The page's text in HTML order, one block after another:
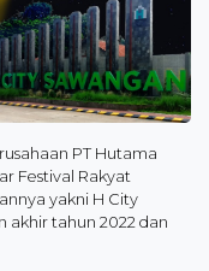
PT Hutama
Festival Rakyat
yakni H City
akhir tahun 2022 dan